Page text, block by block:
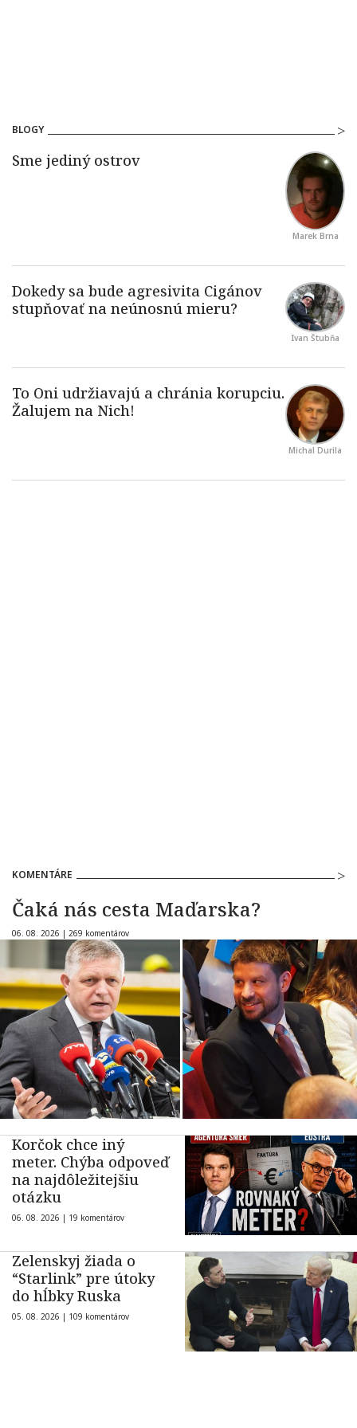
BLOGY
Marek Brna
Ivan Štubňa
Michal Durila
KOMENTÁRE
Čaká nás cesta Maďarska?
06. 08. 2026 | 269 komentárov
Korčok chce iný
meter. Chýba odpoveď
na najdôležitejšiu
otázku
06. 08. 2026 | 19 komentárov
Zelenskyj žiada o
“Starlink” pre útoky
do hĺbky Ruska
05. 08. 2026 | 109 komentárov